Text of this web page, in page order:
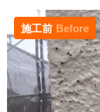
施工前 Before